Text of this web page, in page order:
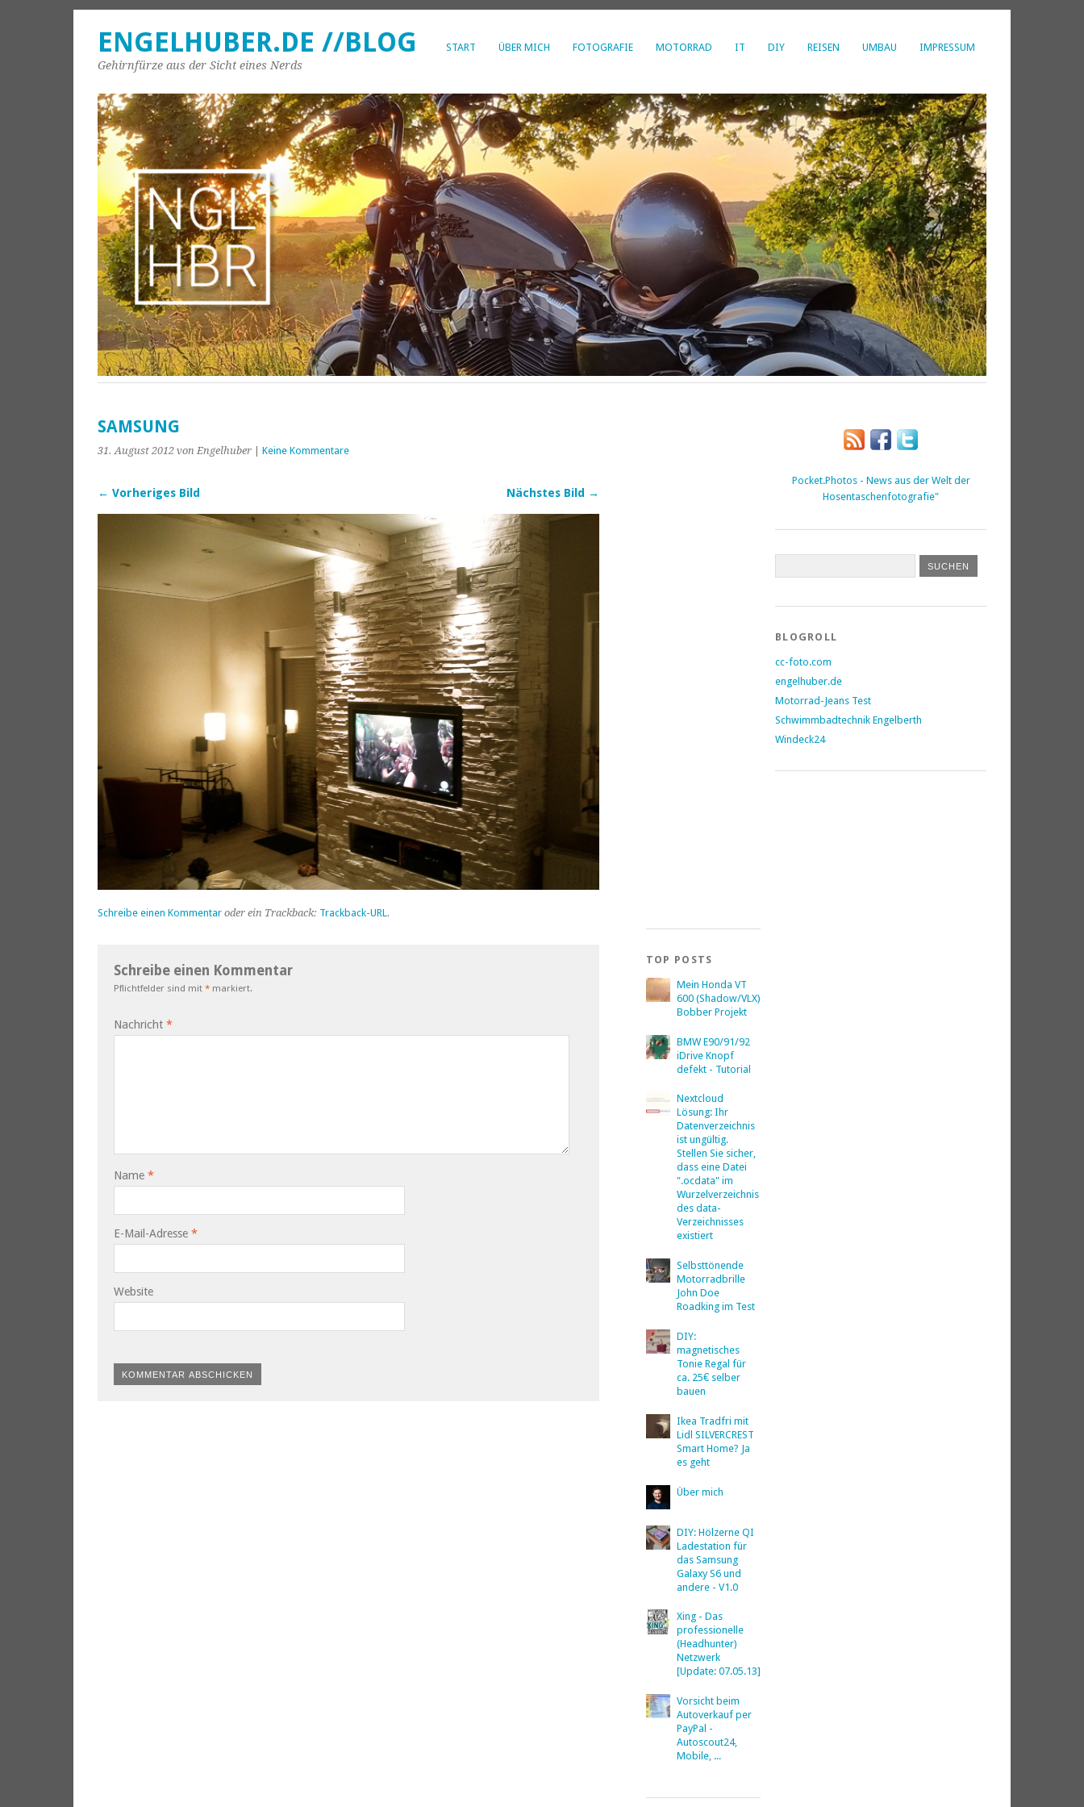
START ÜBER MICH FOTOGRAFIE MOTORRAD IT DIY REISEN UMBAU IMPRESSUM
ENGELHUBER.DE //BLOG
Gehirnfürze aus der Sicht eines Nerds
SAMSUNG
31. August 2012 von Engelhuber Keine Kommentare
← Vorheriges Bild Nächstes Bild →
Schreibe einen Kommentar oder ein Trackback: Trackback-URL.
Schreibe einen Kommentar
Pflichtfelder sind mit * markiert.
Nachricht *
Name *
E-Mail-Adresse *
Website
TOP POSTS
Mein Honda VT
600 (Shadow/VLX)
Bobber Projekt
BMW E90/91/92
iDrive Knopf
defekt - Tutorial
Nextcloud
Lösung: Ihr
Datenverzeichnis
ist ungültig.
Stellen Sie sicher,
dass eine Datei
".ocdata" im
Wurzelverzeichnis
des data-
Verzeichnisses
existiert
Selbsttönende
Motorradbrille
John Doe
Roadking im Test
DIY:
magnetisches
Tonie Regal für
ca. 25€ selber
bauen
Ikea Tradfri mit
Lidl SILVERCREST
Smart Home? Ja
es geht
Über mich
DIY: Hölzerne QI
Ladestation für
das Samsung
Galaxy S6 und
andere - V1.0
Xing - Das
professionelle
(Headhunter)
Netzwerk
[Update: 07.05.13]
Vorsicht beim
Autoverkauf per
PayPal -
Autoscout24,
Mobile, ...
Pocket.Photos - News aus der Welt der
Hosentaschenfotografie"
BLOGROLL
cc-foto.com
engelhuber.de
Motorrad-Jeans Test
Schwimmbadtechnik Engelberth
Windeck24